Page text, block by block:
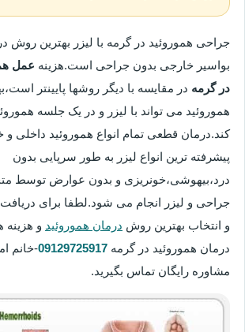
جراحی هموروئید در گرمه با لیزر بهترین روش
بواسیر خارجی بدون جراحی است.هزینه عمل
در گرمه در مقایسه با دیگر روشها پایینتر
هموروئید می تواند با لیزر و در یک جلسه
کند.درمان قطعی تمام انواع هموروئید داخلی و
پیشرفته ترین انواع لیزر به طور سرپایی بدون
درد،بیهوشی،خونریزی و بدون عوارض توسط
جراحی و لیزر انجام می شود.لطفا برای دریافت
و انتخاب بهترین روش درمان هموروئید و هزینه
درمان هموروئید در گرمه 09129725917-خانم
مشاوره رایگان تماس بگیرید.